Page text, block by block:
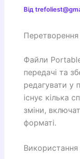
Від
Файли
передачі та
редагувати у
існує кілька
зміни,
форматі.
Використання